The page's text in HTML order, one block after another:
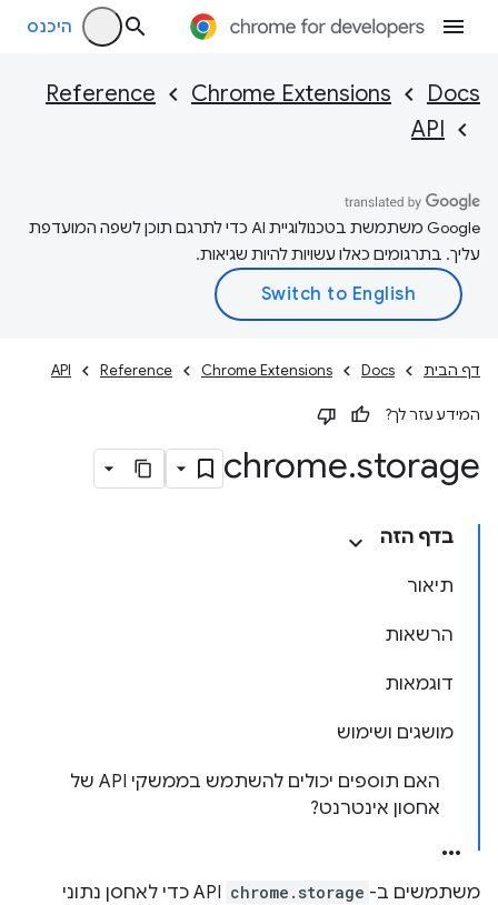
היכנס
Docs
Chrome Extensions
Reference
API
‫Google משתמשת בטכנולוגיית AI כדי לתרגם תוכן לשפה המועדפת
עליך. בתרגומים כאלו עשויות להיות שגיאות.
דף הבית Docs
Chrome Extensions
Reference
API
המידע עזר לך?
chrome.storage
בדף הזה
תיאור
הרשאות
דוגמאות
מושגים ושימוש
האם תוספים יכולים להשתמש בממשקי API של
אחסון אינטרנט?
משתמשים ב- chrome.storage
API כדי לאחסן נתוני